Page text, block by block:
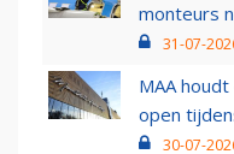
monteurs
31-07-
MAA
open
30-07-